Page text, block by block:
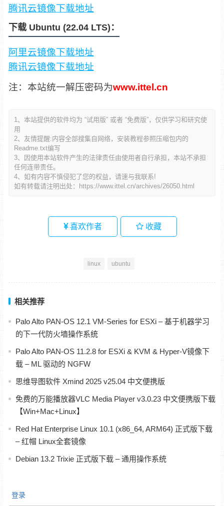
腾讯云镜像下载地址
下载 Ubuntu (22.04 LTS)：
阿里云镜像下载地址
腾讯云镜像下载地址
注：本站统一解压密码为www.ittel.cn
1、本站提供的软件均为 “试用版” 或者 “免费版”，仅供学习和研究使
用
2、友情提醒:内容全部搜集自网络，安装教程参照压缩包内的
Readme.txt编写
3、因使用本站软件产生的法律责任由使用者自行承担，本站不承担
任何连带责任。
4、如有内容不慎侵犯了您的权益，请速与我联系!
如有转载请注明出处：
https://www.ittel.cn/archives/26050.html
喜欢作者 收藏
linux ubuntu
相关推荐
Palo Alto PAN-OS 12.1 VM-Series for ESXi – 基于机器学习
的下一代防火墙操作系统
Palo Alto PAN-OS 11.2.8 for ESXi & KVM & Hyper-V镜像下
载 – ML 驱动的 NGFW
思维导图软件 Xmind 2025 v25.04 中文便携版
免费的万能播放器VLC Media Player v3.0.23 中文便携版下载
【Win+Mac+Linux】
Red Hat Enterprise Linux 10.1 (x86_64, ARM64) 正式版下载
– 红帽 Linux全套镜像
Debian 13.2 Trixie 正式版下载 – 通用操作系统
登录